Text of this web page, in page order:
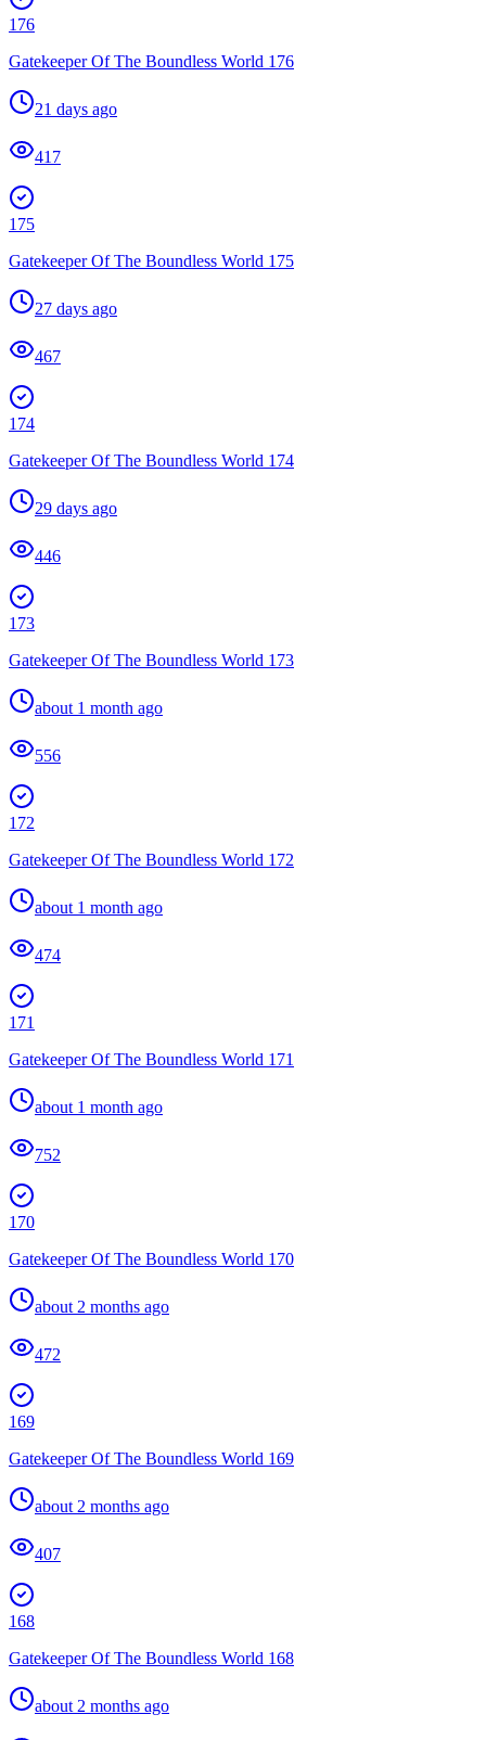
176
Gatekeeper Of The Boundless World 176
21 days ago
417
175
Gatekeeper Of The Boundless World 175
27 days ago
467
174
Gatekeeper Of The Boundless World 174
29 days ago
446
173
Gatekeeper Of The Boundless World 173
about 1 month ago
556
172
Gatekeeper Of The Boundless World 172
about 1 month ago
474
171
Gatekeeper Of The Boundless World 171
about 1 month ago
752
170
Gatekeeper Of The Boundless World 170
about 2 months ago
472
169
Gatekeeper Of The Boundless World 169
about 2 months ago
407
168
Gatekeeper Of The Boundless World 168
about 2 months ago